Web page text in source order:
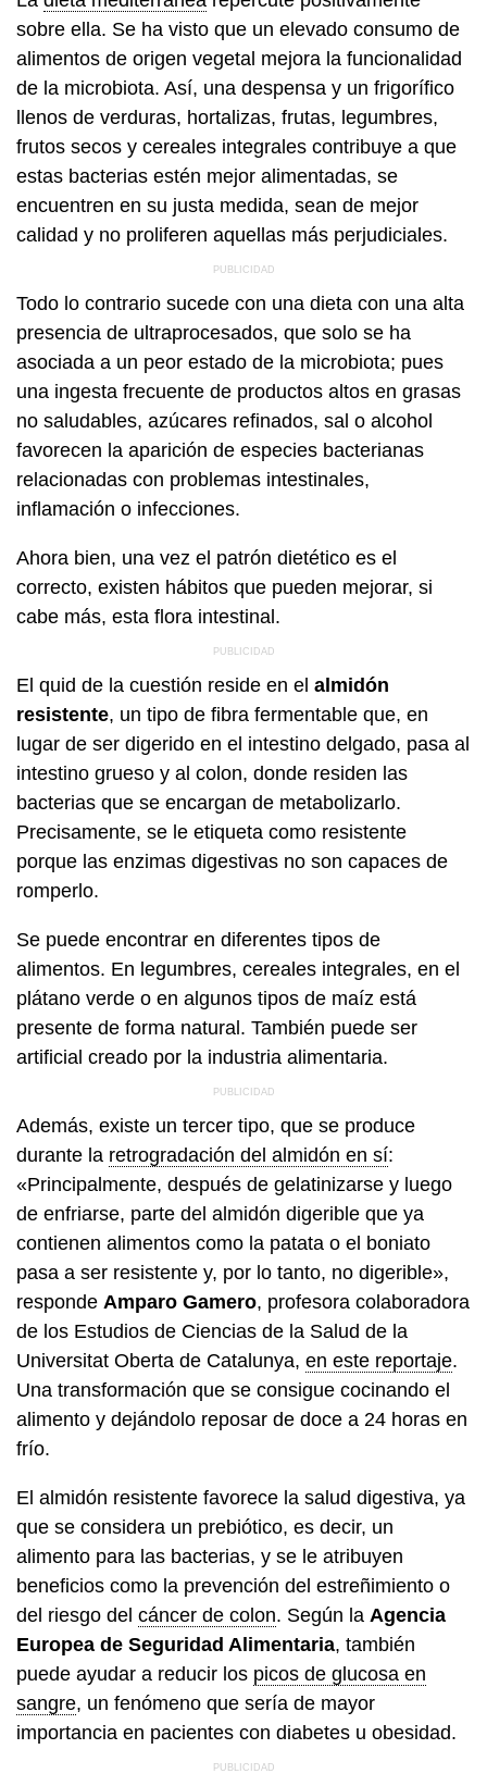
sobre ella. Se ha visto que un elevado consumo de
alimentos de origen vegetal mejora la funcionalidad
de la microbiota. Así, una despensa y un frigorífico
llenos de verduras, hortalizas, frutas, legumbres,
frutos secos y cereales integrales contribuye a que
estas bacterias estén mejor alimentadas, se
encuentren en su justa medida, sean de mejor
calidad y no proliferen aquellas más perjudiciales.
Todo lo contrario sucede con una dieta con una alta
presencia de ultraprocesados, que solo se ha
asociada a un peor estado de la microbiota; pues
una ingesta frecuente de productos altos en grasas
no saludables, azúcares refinados, sal o alcohol
favorecen la aparición de especies bacterianas
relacionadas con problemas intestinales,
inflamación o infecciones.
Ahora bien, una vez el patrón dietético es el
correcto, existen hábitos que pueden mejorar, si
cabe más, esta flora intestinal.
El quid de la cuestión reside en el almidón
resistente, un tipo de fibra fermentable que, en
lugar de ser digerido en el intestino delgado, pasa al
intestino grueso y al colon, donde residen las
bacterias que se encargan de metabolizarlo.
Precisamente, se le etiqueta como resistente
porque las enzimas digestivas no son capaces de
romperlo.
Se puede encontrar en diferentes tipos de
alimentos. En legumbres, cereales integrales, en el
plátano verde o en algunos tipos de maíz está
presente de forma natural. También puede ser
artificial creado por la industria alimentaria.
Además, existe un tercer tipo, que se produce
durante la retrogradación del almidón en sí:
«Principalmente, después de gelatinizarse y luego
de enfriarse, parte del almidón digerible que ya
contienen alimentos como la patata o el boniato
pasa a ser resistente y, por lo tanto, no digerible»,
responde Amparo Gamero, profesora colaboradora
de los Estudios de Ciencias de la Salud de la
Universitat Oberta de Catalunya, en este reportaje.
Una transformación que se consigue cocinando el
alimento y dejándolo reposar de doce a 24 horas en
frío.
El almidón resistente favorece la salud digestiva, ya
que se considera un prebiótico, es decir, un
alimento para las bacterias, y se le atribuyen
beneficios como la prevención del estreñimiento o
del riesgo del cáncer de colon. Según la Agencia
Europea de Seguridad Alimentaria, también
puede ayudar a reducir los picos de glucosa en
sangre, un fenómeno que sería de mayor
importancia en pacientes con diabetes u obesidad.